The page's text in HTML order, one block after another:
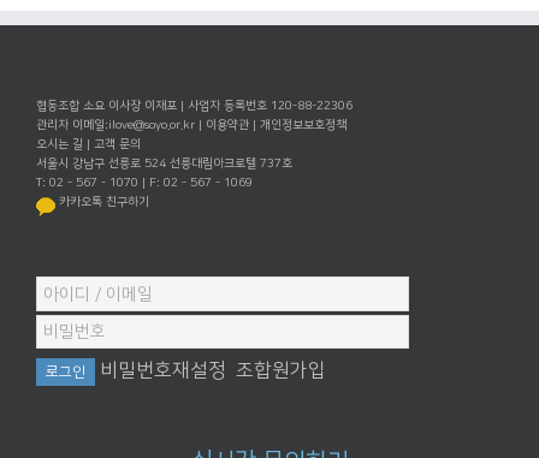
협동조합 소요 이사장 이재포 | 사업자 등록번호 120-88-22306
관리자 이메일:ilove@soyo.or.kr 이용약관
개인정보보호정책
오시는 길
고객 문의
서울시 강남구 선릉로 524 선릉대림아크로텔 737호
T: 02 - 567 - 1070 | F: 02 - 567 - 1069
카카오톡 친구하기
비밀번호재설정 조합원가입